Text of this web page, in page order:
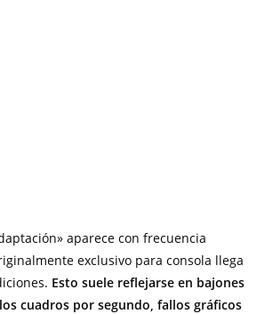
aparece con frecuencia
exclusivo para consola llega
Esto suele reflejarse en bajones
cuadros por segundo, fallos gráficos